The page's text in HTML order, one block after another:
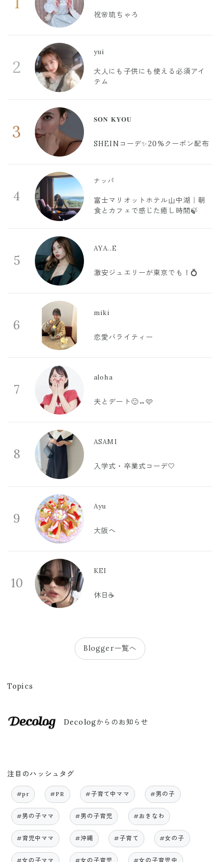
祝🌸琉ちゃろ
2
yui
大人にも子供にも使える必須アイ
テム
3
𝐒𝐎𝐍 𝐊𝐘𝐎𝐔
SHEINコーデ✨20%クーポン配布
4
ナッパ
富士マリオットホテル山中湖｜朝
食とカフェで感じた癒し時間🍃
5
AYA..E
激安ジュエリーが東京でも！💍
6
miki
恋愛バライティー
7
aloha
夫とデート🙂‍↔️🩷
8
ASAMI
入学式・卒業式コーデ🤍
9
Ayu
大阪へ
10
KEI
休日☕️
Blogger一覧へ
Topics
Decologからのお知らせ
注目のハッシュタグ
#pr #PR #子育て中ママ #男の子
#男の子ママ #男の子育児 #おきなわ
#育児中ママ #沖縄 #子育て #女の子
#女の子ママ #女の子育児 #女の子育児中